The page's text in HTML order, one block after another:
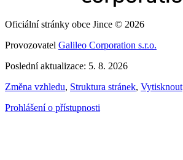
Oficiální stránky obce Jince © 2026
Provozovatel Galileo Corporation s.r.o.
Poslední aktualizace: 5. 8. 2026
Změna vzhledu, Struktura stránek, Vytisknout
Prohlášení o přístupnosti